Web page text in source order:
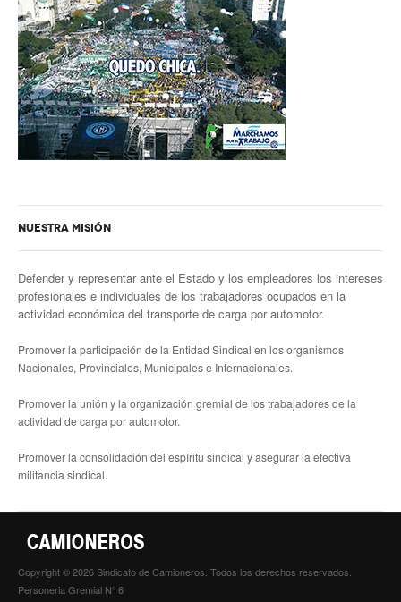
NUESTRA MISIÓN
Defender y representar ante el Estado y los empleadores los intereses
profesionales e individuales de los trabajadores ocupados en la
actividad económica del transporte de carga por automotor.
Promover la participación de la Entidad Sindical en los organismos
Nacionales, Provinciales, Municipales e Internacionales.
Promover la unión y la organización gremial de los trabajadores de la
actividad de carga por automotor.
Promover la consolidación del espíritu sindical y asegurar la efectiva
militancia sindical.
Copyright © 2026 Sindicato de Camioneros. Todos los derechos reservados.
Personeria Gremial N° 6